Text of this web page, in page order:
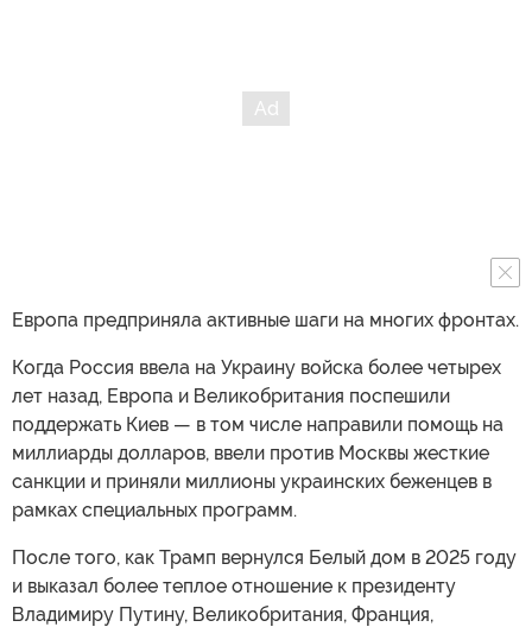
Европа предприняла активные шаги на многих фронтах.
Когда Россия ввела на Украину войска более четырех
лет назад, Европа и Великобритания поспешили
поддержать Киев — в том числе направили помощь на
миллиарды долларов, ввели против Москвы жесткие
санкции и приняли миллионы украинских беженцев в
рамках специальных программ.
После того, как Трамп вернулся Белый дом в 2025 году
и выказал более теплое отношение к президенту
Владимиру Путину, Великобритания, Франция,